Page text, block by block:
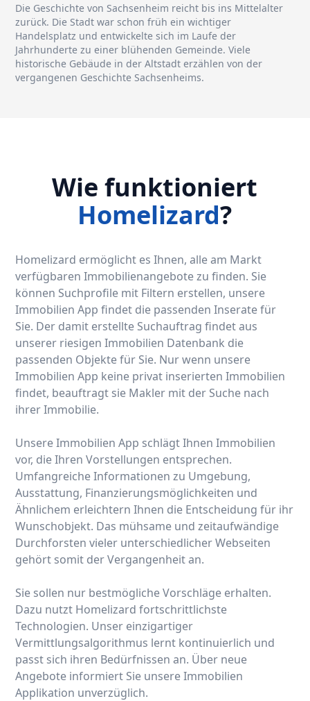
Die Geschichte von Sachsenheim reicht bis ins Mittelalter
zurück. Die Stadt war schon früh ein wichtiger
Handelsplatz und entwickelte sich im Laufe der
Jahrhunderte zu einer blühenden Gemeinde. Viele
historische Gebäude in der Altstadt erzählen von der
vergangenen Geschichte Sachsenheims.
Wie funktioniert
Homelizard?
Homelizard ermöglicht es Ihnen, alle am Markt
verfügbaren Immobilienangebote zu finden. Sie
können Suchprofile mit Filtern erstellen, unsere
Immobilien App findet die passenden Inserate für
Sie. Der damit erstellte Suchauftrag findet aus
unserer riesigen Immobilien Datenbank die
passenden Objekte für Sie. Nur wenn unsere
Immobilien App keine privat inserierten Immobilien
findet, beauftragt sie Makler mit der Suche nach
ihrer Immobilie.
Unsere Immobilien App schlägt Ihnen Immobilien
vor, die Ihren Vorstellungen entsprechen.
Umfangreiche Informationen zu Umgebung,
Ausstattung, Finanzierungsmöglichkeiten und
Ähnlichem erleichtern Ihnen die Entscheidung für ihr
Wunschobjekt. Das mühsame und zeitaufwändige
Durchforsten vieler unterschiedlicher Webseiten
gehört somit der Vergangenheit an.
Sie sollen nur bestmögliche Vorschläge erhalten.
Dazu nutzt Homelizard fortschrittlichste
Technologien. Unser einzigartiger
Vermittlungsalgorithmus lernt kontinuierlich und
passt sich ihren Bedürfnissen an. Über neue
Angebote informiert Sie unsere Immobilien
Applikation unverzüglich.